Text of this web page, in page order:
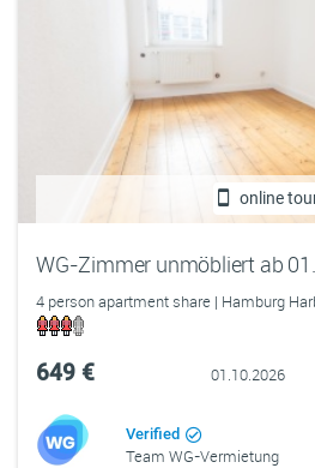
online
4 person apartment share | Hamburg
649 € 01.10.2026
Verified
Team WG-Vermietung